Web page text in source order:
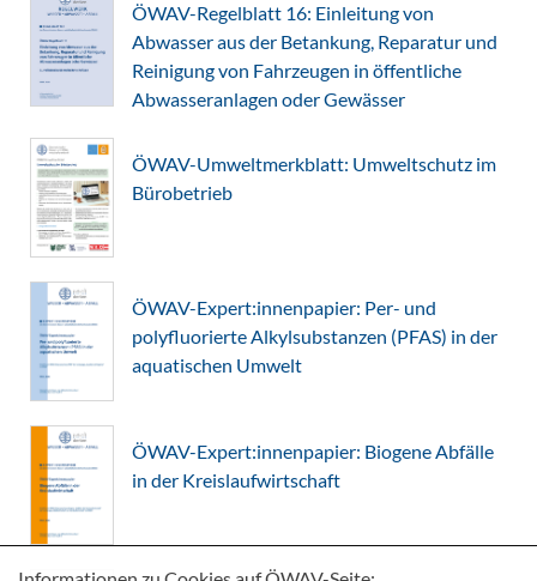
ÖWAV-Regelblatt 16: Einleitung von
Abwasser aus der Betankung, Reparatur und
Reinigung von Fahrzeugen in öffentliche
Abwasseranlagen oder Gewässer
ÖWAV-Umweltmerkblatt: Umweltschutz im
Bürobetrieb
ÖWAV-Expert:innenpapier: Per- und
polyfluorierte Alkylsubstanzen (PFAS) in der
aquatischen Umwelt
ÖWAV-Expert:innenpapier: Biogene Abfälle
in der Kreislaufwirtschaft